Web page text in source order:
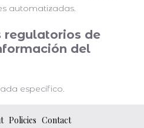
automatizadas.
regulatorios de
del
específico.
Policies Contact